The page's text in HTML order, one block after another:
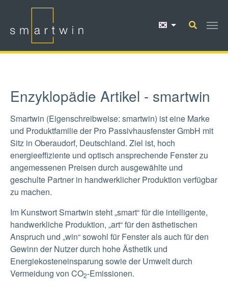
Enzyklopädie Artikel - smartwin
Smartwin (Eigenschreibweise: smartwin) ist eine Marke
und Produktfamilie der Pro Passivhausfenster GmbH mit
Sitz in Oberaudorf, Deutschland. Ziel ist, hoch
energieeffiziente und optisch ansprechende Fenster zu
angemessenen Preisen durch ausgewählte und
geschulte Partner in handwerklicher Produktion verfügbar
zu machen.
Im Kunstwort Smartwin steht „smart“ für die intelligente,
handwerkliche Produktion, „art“ für den ästhetischen
Anspruch und „win“ sowohl für Fenster als auch für den
Gewinn der Nutzer durch hohe Ästhetik und
Energiekosteneinsparung sowie der Umwelt durch
Vermeidung von CO2-Emissionen.